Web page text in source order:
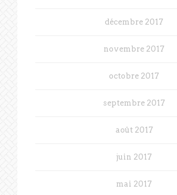
décembre 2017
novembre 2017
octobre 2017
septembre 2017
août 2017
juin 2017
mai 2017